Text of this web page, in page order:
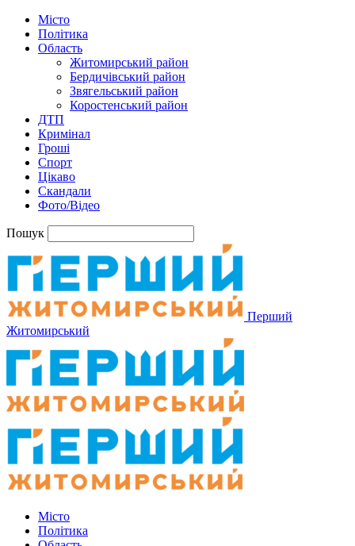
Місто
Політика
Область
Житомирський район
Бердичівський район
Звягельський район
Коростенський район
ДТП
Кримінал
Гроші
Спорт
Цікаво
Скандали
Фото/Відео
Пошук
Перший
Житомирський
Місто
Політика